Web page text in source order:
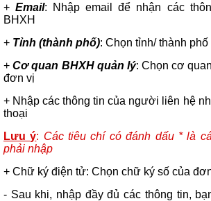
+Email: Nhập email để nhận các
BHXH
+ Tỉnh (thành phố): Chọn tỉnh/ thành
+Cơ quan BHXH quản lý: Chọn cơ
đơn vị
+ Nhập các thông tin của người liên hệ
thoại
Lưu ý: Các tiêu chí có đánh dấu * là
phải nhập
+ Chữ ký điện tử: Chọn chữ ký số của
- Sau khi, nhập đầy đủ các thông tin,